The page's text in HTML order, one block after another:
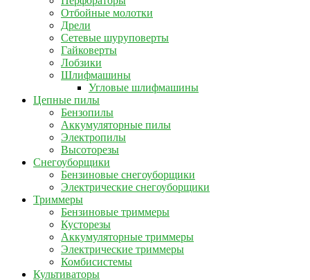
Отбойные молотки
Дрели
Сетевые шуруповерты
Гайковерты
Лобзики
Шлифмашины
Угловые шлифмашины
Цепные пилы
Бензопилы
Аккумуляторные пилы
Электропилы
Высоторезы
Снегоуборщики
Бензиновые снегоуборщики
Электрические снегоуборщики
Триммеры
Бензиновые триммеры
Кусторезы
Аккумуляторные триммеры
Электрические триммеры
Комбисистемы
Культиваторы